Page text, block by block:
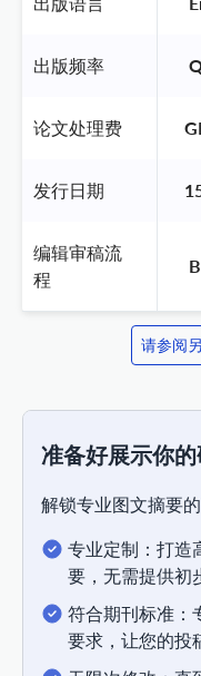
出版频率
论文处理费
发行日期
编辑审稿流
程
请参阅
准备好展示你
解锁专业图文摘要
专业定制：打造
要，无需提供初
符合期刊标准：
要求，让您的投